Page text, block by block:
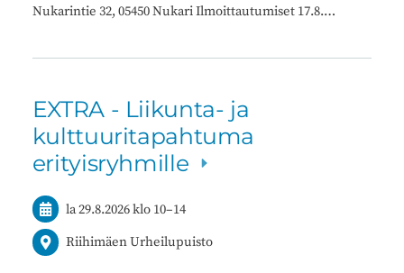
Nukarintie 32, 05450 Nukari Ilmoittautumiset 17.8.…
EXTRA - Liikunta- ja
kulttuuritapahtuma
erityisryhmille
la 29.8.2026klo 10–14
Riihimäen Urheilupuisto